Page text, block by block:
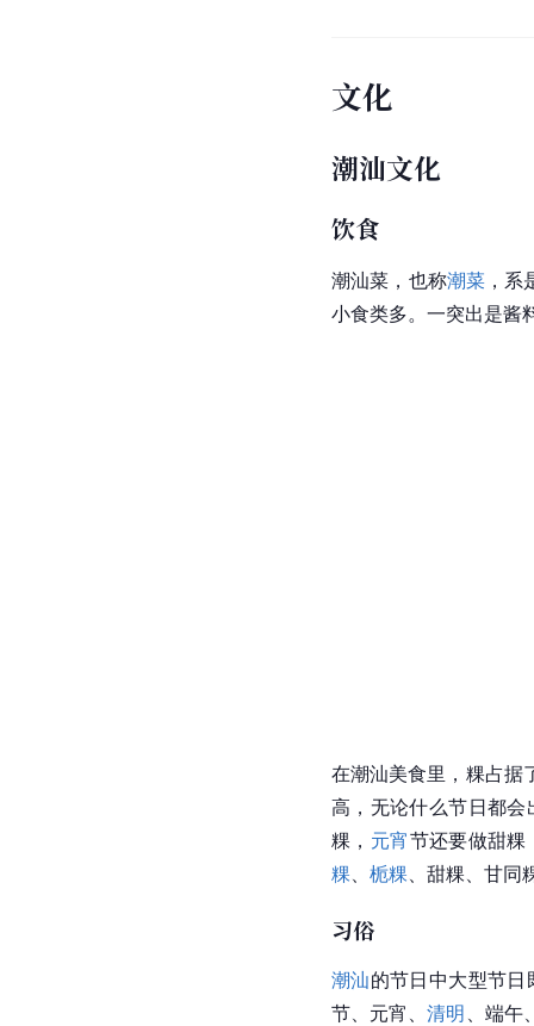
文化
潮汕文化
饮食
潮汕菜，也称潮菜 ，
小食类多。一突出是酱
在潮汕美食里，粿占据
高，无论什么节日都
粿 ， 元宵节还要做甜粿
粿
栀粿 、甜粿、甘同
习俗
潮汕的节日中大型节
节、 元宵 、清明 、端午